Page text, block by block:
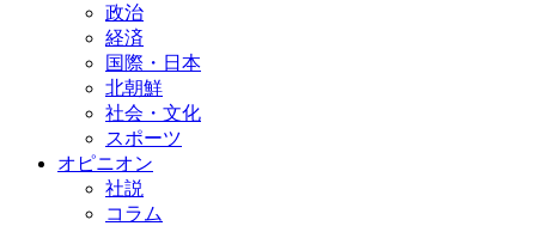
政治
経済
国際・日本
北朝鮮
社会・文化
スポーツ
オピニオン
社説
コラム